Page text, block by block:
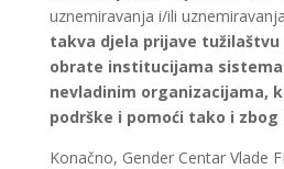
uznemiravanja i/ili
takva djela prijave tužilaštvu
obrate institucijama
nevladinim organizacijama,
podrške i pomoći tako i zbog
Konačno, Gender Centar Vlade